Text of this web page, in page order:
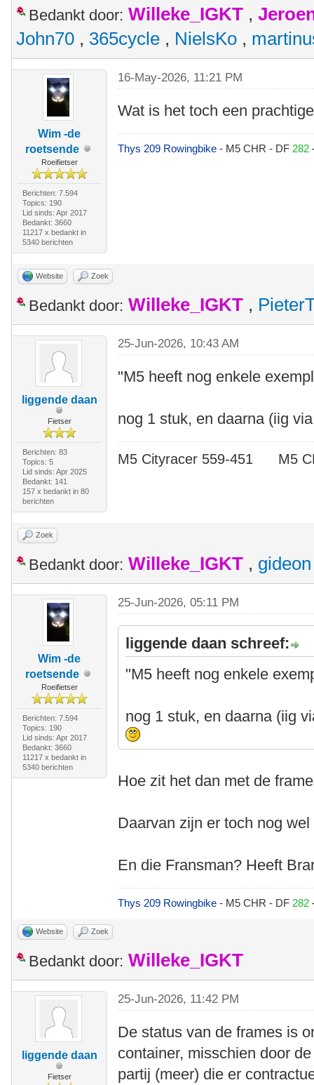
Bedankt door: Willeke_IGKT ,
John70 , 365cycle , NielsKo ,
Wim -de
roetsende
Roeifietser
Berichten: 7.594
Topics: 190
Lid sinds: Apr 2017
Bedankt: 3660
11217 x bedankt in
5340 berichten
16-May-2026, 11:21 PM
Wat is het toch een
Thys 209 Rowingbike- M5 CHR - DF 282
Website Zoek
Bedankt door: Willeke_IGKT ,
liggende daan
Fietser
Berichten: 83
Topics: 5
Lid sinds: Apr 2025
Bedankt: 141
157 x bedankt in 80
berichten
25-Jun-2026, 10:43 AM
"M5 heeft nog enkele
nog 1 stuk, en daarna (iig
M5 Cityracer 559-451 M5
Zoek
Bedankt door: Willeke_IGKT , gideon
Wim -de
roetsende
Roeifietser
Berichten: 7.594
Topics: 190
Lid sinds: Apr 2017
Bedankt: 3660
11217 x bedankt in
5340 berichten
25-Jun-2026, 05:11 PM
liggende daan schreef:
"M5 heeft nog enkele
nog 1 stuk, en daarna (iig
Hoe zit het dan met de
Daarvan zijn er toch nog
En die Fransman? Heeft
Thys 209 Rowingbike- M5 CHR - DF 282
Website Zoek
Bedankt door: Willeke_IGKT
liggende daan
Fietser
25-Jun-2026, 11:42 PM
De status van de frames is
container, misschien door
partij (meer) die er